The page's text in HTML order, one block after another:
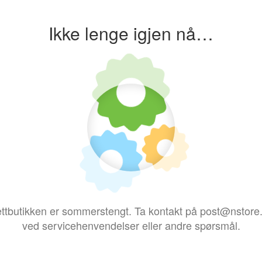
Ikke lenge igjen nå…
er sommerstengt. Ta kontakt på
ved servicehenvendelser eller andre spørsmål.